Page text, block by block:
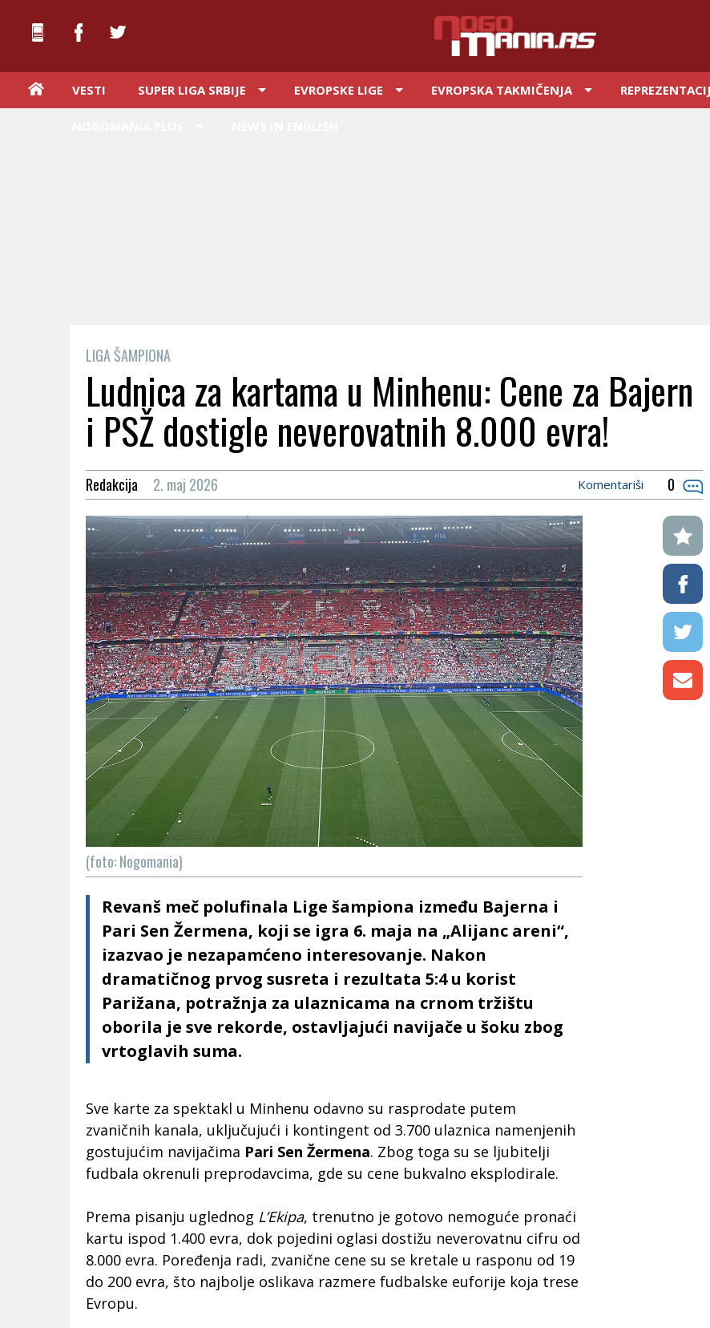
VESTI SUPER LIGA SRBIJE EVROPSKE LIGE EVROPSKA TAKMIČENJA
LIGA ŠAMPIONA
Ludnica za kartama u Minhenu: Cene za Bajern
i PSŽ dostigle neverovatnih 8.000 evra!
Redakcija 2. maj 2026 0
Komentariši
(foto: Nogomania)
Revanš meč polufinala Lige šampiona između Bajerna i
Pari Sen Žermena, koji se igra 6. maja na „Alijanc areni“,
izazvao je nezapamćeno interesovanje. Nakon
dramatičnog prvog susreta i rezultata 5:4 u korist
Parižana, potražnja za ulaznicama na crnom tržištu
oborila je sve rekorde, ostavljajući navijače u šoku zbog
vrtoglavih suma.
Sve karte za spektakl u Minhenu odavno su rasprodate putem
zvaničnih kanala, uključujući i kontingent od 3.700 ulaznica namenjenih
gostujućim navijačima Pari Sen Žermena. Zbog toga su se ljubitelji
fudbala okrenuli preprodavcima, gde su cene bukvalno eksplodirale.
Prema pisanju uglednog L’Ekipa, trenutno je gotovo nemoguće pronaći
kartu ispod 1.400 evra, dok pojedini oglasi dostižu neverovatnu cifru od
8.000 evra. Poređenja radi, zvanične cene su se kretale u rasponu od 19
do 200 evra, što najbolje oslikava razmere fudbalske euforije koja trese
Evropu.